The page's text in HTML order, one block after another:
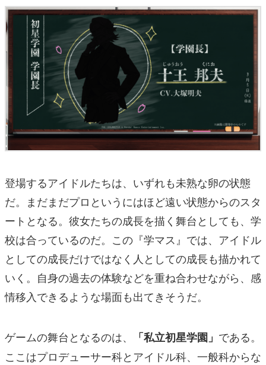
登場するアイドルたちは、いずれも未熟な卵の状態
だ。まだまだプロというにはほど遠い状態からのスタ
ートとなる。彼女たちの成長を描く舞台としても、学
校は合っているのだ。この『学マス』では、アイドル
としての成長だけではなく人としての成長も描かれて
いく。自身の過去の体験などを重ね合わせながら、感
情移入できるような場面も出てきそうだ。
ゲームの舞台となるのは、 「私立初星学園」 である。
ここはプロデューサー科とアイドル科、一般科からな